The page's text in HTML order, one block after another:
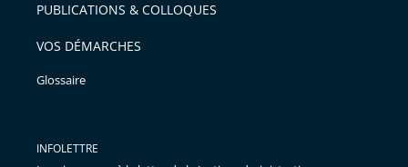
PUBLICATIONS & COLLOQUES
VOS DÉMARCHES
Glossaire
INFOLETTRE